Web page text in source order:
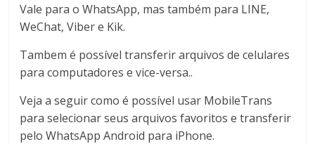
Vale para o WhatsApp, mas também para LINE,
WeChat, Viber e Kik.
Tambem é possível transferir arquivos de celulares
para computadores e vice-versa..
Veja a seguir como é possível usar MobileTrans
para selecionar seus arquivos favoritos e transferir
pelo WhatsApp Android para iPhone.